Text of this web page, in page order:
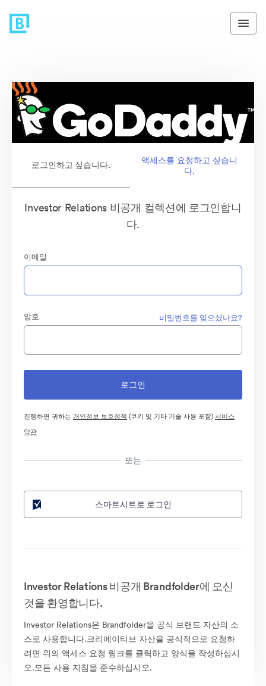
로그인하고 싶습니다.
액세스를 요청하고 싶습니
다.
Investor Relations 비공개 컬렉션에 로그인합니
다.
이메일
암호 비밀번호를 잊으셨나요?
진행하면 귀하는개인정보 보호정책 (쿠키 및 기타 기술 사용 포함)서비스
약관
또는
스마트시트로 로그인
Investor Relations 비공개 Brandfolder에 오신
것을 환영합니다.
Investor Relations은 Brandfolder을 공식 브랜드 자산의 소
스로 사용합니다.크리에이티브 자산을 공식적으로 요청하
려면 위의 액세스 요청 링크를 클릭하고 양식을 작성하십시
오.모든 사용 지침을 준수하십시오.